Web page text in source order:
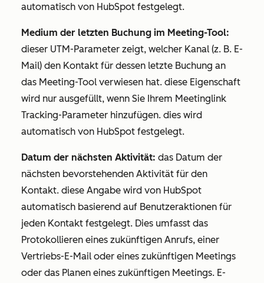
automatisch von HubSpot festgelegt.
Medium der letzten Buchung im Meeting-Tool:
dieser UTM-Parameter zeigt, welcher Kanal (z. B. E-
Mail) den Kontakt für dessen letzte Buchung an
das Meeting-Tool verwiesen hat. diese Eigenschaft
wird nur ausgefüllt, wenn Sie Ihrem Meetinglink
Tracking-Parameter hinzufügen. dies wird
automatisch von HubSpot festgelegt.
Datum der nächsten Aktivität: das Datum der
nächsten bevorstehenden Aktivität für den
Kontakt. diese Angabe wird von HubSpot
automatisch basierend auf Benutzeraktionen für
jeden Kontakt festgelegt. Dies umfasst das
Protokollieren eines zukünftigen Anrufs, einer
Vertriebs-E-Mail oder eines zukünftigen Meetings
oder das Planen eines zukünftigen Meetings. E-